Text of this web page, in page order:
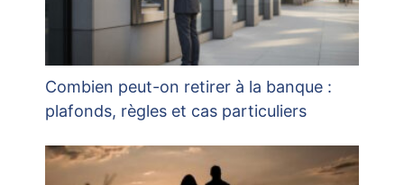
Combien peut-on retirer à la banque :
plafonds, règles et cas particuliers